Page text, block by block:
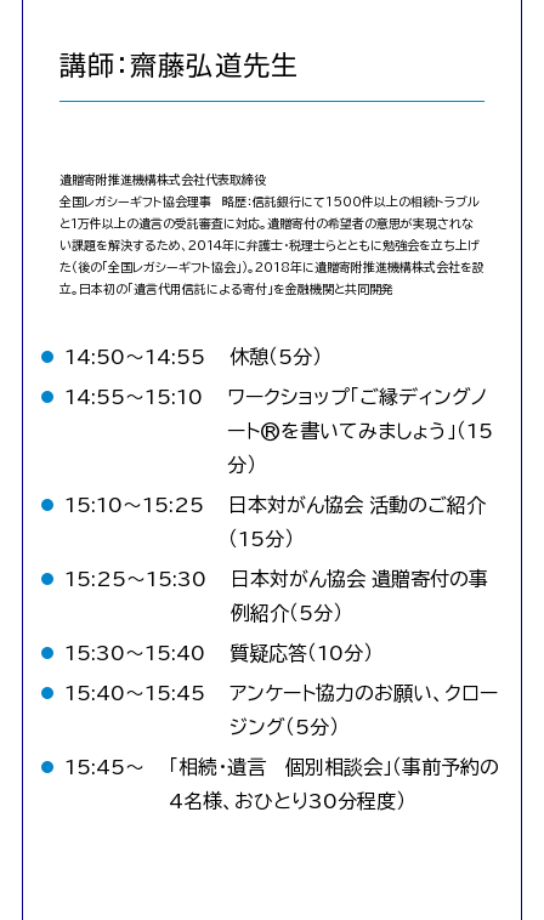
講師：齋藤弘道先生
遺贈寄附推進機構株式会社代表取締役
全国レガシーギフト協会理事 略歴：信託銀行にて1500件以上の相続トラブル
と1万件以上の遺言の受託審査に対応。遺贈寄付の希望者の意思が実現されな
い課題を解決するため、2014年に弁護士・税理士らとともに勉強会を立ち上げ
た（後の「全国レガシーギフト協会」）。2018年に遺贈寄附推進機構株式会社を設
立。日本初の「遺言代用信託による寄付」を金融機関と共同開発
14:50〜14:55 休憩（5分）
14:55〜15:10
ワークショップ「ご縁ディングノ
ート®を書いてみましょう」（15
分）
15:10〜15:25
日本対がん協会 活動のご紹介
（15分）
15:25〜15:30
日本対がん協会 遺贈寄付の事
例紹介（5分）
15:30〜15:40 質疑応答（10分）
15:40〜15:45
アンケート協力のお願い、クロー
ジング（5分）
15:45〜
「相続・遺言 個別相談会」（事前予約の
4名様、おひとり30分程度）